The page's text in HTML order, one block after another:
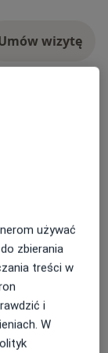
wizytę
Umów wizytę
wizytę
używać
zbierania
treści w
i
W